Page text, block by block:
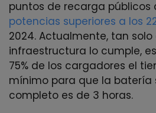
puntos de recarga
potencias superiores a los
2024. Actualmente, tan solo
infraestructura lo cumple,
75% de los cargadores el
mínimo para que la batería
completo es de 3 horas.